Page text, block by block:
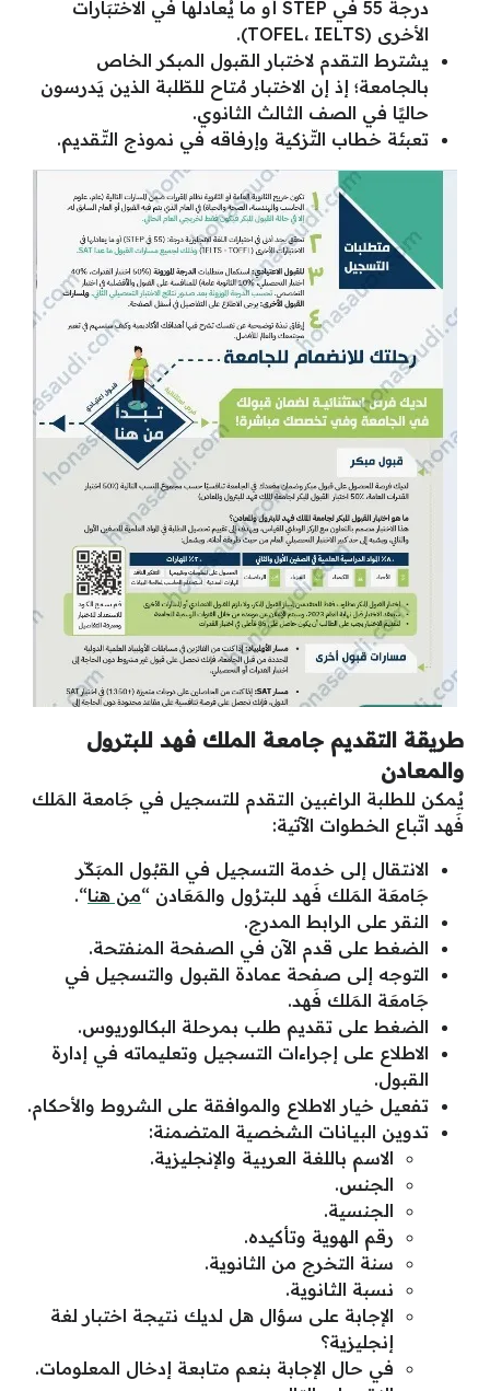
درجة 55 في STEP أو ما يُعادلها في الاختبَارات
الأخرى (TOFEL، IELTS).
يشترط التقدم لاختبار القبول المبكر الخاص
بالجامعة؛ إذ إن الاختبار مُتاح للطّلبة الذين يَدرسون
حاليًا في الصف الثالث الثانوي.
تعبئة خطاب التّزكية وإرفاقه في نموذج التّقديم.
طريقة التقديم جامعة الملك فهد للبترول
والمعادن
يُمكن للطلبة الراغبين التقدم للتسجيل في جَامعة المَلك
فَهد اتّباع الخطوات الآتية:
الانتقال إلى خدمة التسجيل في القبُول المبَكّر
جَامعَة المَلك فَهد للبترُول والمَعَادن “من هنا“.
النقر على الرابط المدرج.
الضغط على قدم الآن في الصفحة المنفتحة.
التوجه إلى صفحة عمادة القبول والتسجيل في
جَامعَة المَلك فَهد.
الضغط على تقديم طلب بمرحلة البكالوريوس.
الاطلاع على إجراءات التسجيل وتعليماته في إدارة
القبول.
تفعيل خيار الاطلاع والموافقة على الشروط والأحكام.
تدوين البيانات الشخصية المتضمنة:
الاسم باللغة العربية والإنجليزية.
الجنس.
الجنسية.
رقم الهوية وتأكيده.
سنة التخرج من الثانوية.
نسبة الثانوية.
الإجابة على سؤال هل لديك نتيجة اختبار لغة
إنجليزية؟
في حال الإجابة بنعم متابعة إدخال المعلومات.